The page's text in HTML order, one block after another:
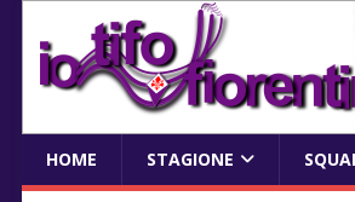
HOME STAGIONE